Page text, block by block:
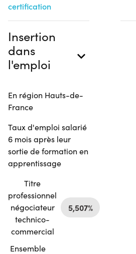
certification
Insertion
dans
l'emploi
En région Hauts-de-
France
Taux d'emploi salarié
6 mois après leur
sortie de formation en
apprentissage
Titre
professionnel
négociateur
technico-
commercial
5,507%
Ensemble